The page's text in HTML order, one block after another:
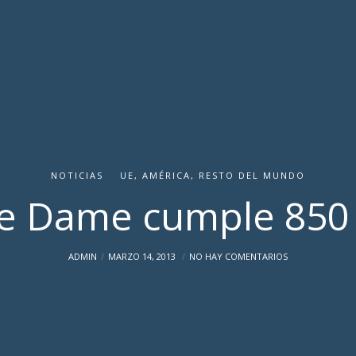
NOTICIAS UE, AMÉRICA, RESTO DEL MUNDO
Dame cumple
ADMIN MARZO 14, 2013 NO HAY COMENTARIOS